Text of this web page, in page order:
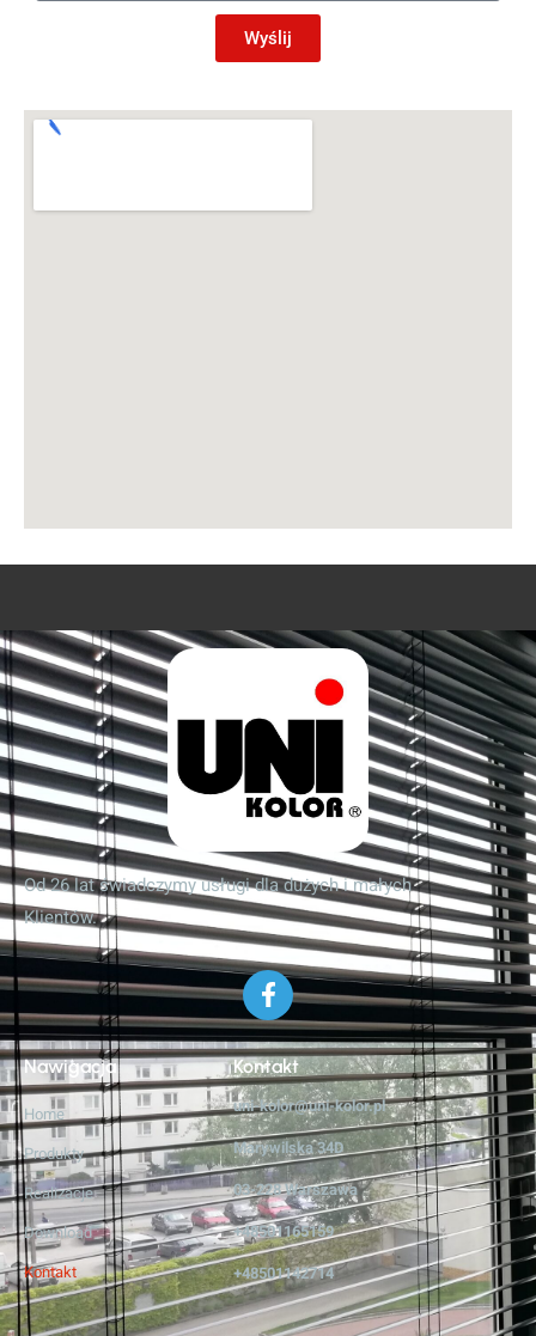
Wyślij
Od 26 lat świadczymy usługi dla dużych i małych
Klientów.
Nawigacja
Home
Produkty
Realizacje
Download
Kontakt
Kontakt
uni-kolor@uni-kolor.pl
Marywilska 34D
03-228 Warszawa
+48501165159
+48501142714